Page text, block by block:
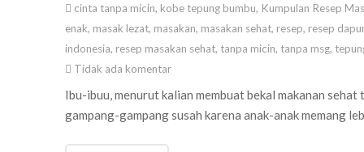
cinta tanpa micin, kobe tepung bumbu, Kumpulan Resep
enak, masak lezat, masakan, masakan sehat, resep, resep
indonesia, resep masakan sehat, tanpa micin, tanpa msg,
Tidak ada komentar
Ibu-ibuu, menurut kalian membuat bekal makanan
gampang-gampang susah karena anak-anak memang